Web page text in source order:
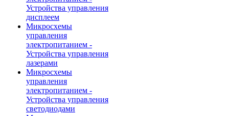
Устройства управления
дисплеем
Микросхемы
управления
электропитанием -
Устройства управления
лазерами
Микросхемы
управления
электропитанием -
Устройства управления
светодиодами